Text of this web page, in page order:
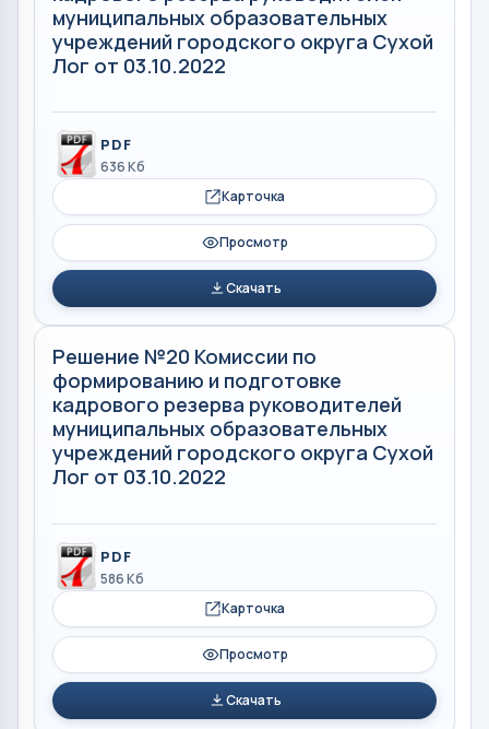
муниципальных образовательных
учреждений городского округа Сухой
Лог от 03.10.2022
PDF
636 Кб
Карточка
Просмотр
Скачать
Решение №20 Комиссии по
формированию и подготовке
кадрового резерва руководителей
муниципальных образовательных
учреждений городского округа Сухой
Лог от 03.10.2022
PDF
586 Кб
Карточка
Просмотр
Скачать